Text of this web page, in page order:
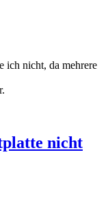
ich nicht, da mehrere
nicht